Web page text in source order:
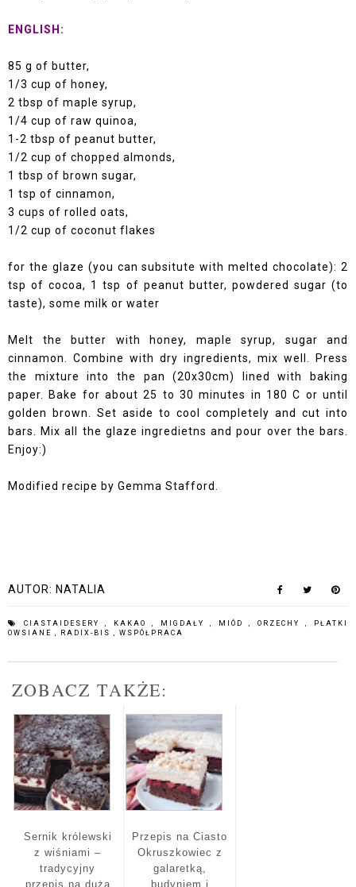
ENGLISH:
85 g of butter,
1/3 cup of honey,
2 tbsp of maple syrup,
1/4 cup of raw quinoa,
1-2 tbsp of peanut butter,
1/2 cup of chopped almonds,
1 tbsp of brown sugar,
1 tsp of cinnamon,
3 cups of rolled oats,
1/2 cup of coconut flakes
for the glaze (you can subsitute with melted chocolate): 2
tsp of cocoa, 1 tsp of peanut butter, powdered sugar (to
taste), some milk or water
Melt the butter with honey, maple syrup, sugar and
cinnamon. Combine with dry ingredients, mix well. Press
the mixture into the pan (20x30cm) lined with baking
paper. Bake for about 25 to 30 minutes in 180 C or until
golden brown. Set aside to cool completely and cut into
bars. Mix all the glaze ingredietns and pour over the bars.
Enjoy:)
Modified recipe by Gemma Stafford.
AUTOR: NATALIA
CIASTAIDESERY KAKAO MIGDAŁY MIÓD ORZECHY
PŁATKI
OWSIANE
RADIX-BIS WSPÓŁPRACA
ZOBACZ TAKŻE:
Sernik królewski
z wiśniami –
tradycyjny
przepis na dużą
Przepis na Ciasto
Okruszkowiec z
galaretką,
budyniem i